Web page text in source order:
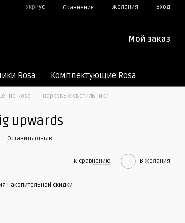
УкрРус Сравнение Желания Вход
Мой заказ
Rosa Комплектующие Rosa
Rosa
Парковые светильники
upwards
Оставить отзыв
К сравнению В желания
накопительной скидки